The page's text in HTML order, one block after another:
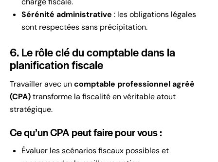
Sérénité administrative : les obligations légales
sont respectées sans précipitation.
6. Le rôle clé du comptable dans la
planification fiscale
Travailler avec uncomptable professionnel agréé
(CPA)transforme la fiscalité en véritable atout
stratégique.
Ce qu’un CPA peut faire pour vous :
Évaluer les scénarios fiscaux possibles et